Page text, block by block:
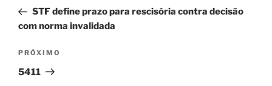
Post
anterior
STF define prazo para rescisória contra decisão
com norma invalidada
Próximo
post
PRÓXIMO
5411